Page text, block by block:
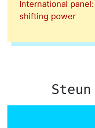
International
shifting power
Steun